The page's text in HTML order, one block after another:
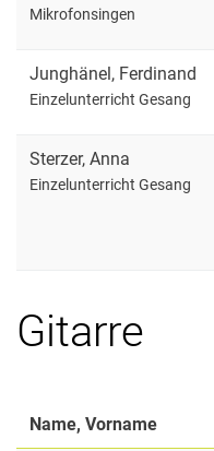
Mikrofonsingen
Junghänel, Ferdinand
Einzelunterricht Gesang
Sterzer, Anna
Einzelunterricht Gesang
Gitarre
Name, Vorname